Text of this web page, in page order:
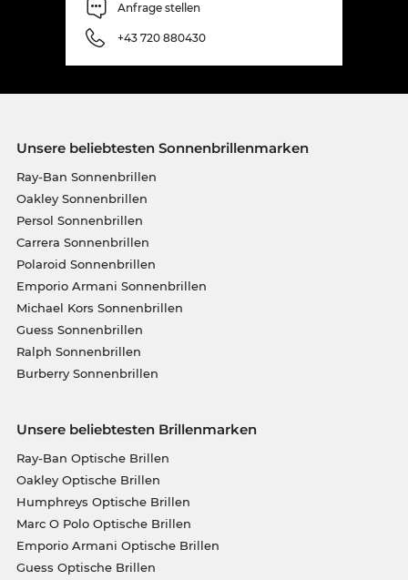
Anfrage stellen
+43 720 880430
Unsere beliebtesten Sonnenbrillenmarken
Ray-Ban Sonnenbrillen
Oakley Sonnenbrillen
Persol Sonnenbrillen
Carrera Sonnenbrillen
Polaroid Sonnenbrillen
Emporio Armani Sonnenbrillen
Michael Kors Sonnenbrillen
Guess Sonnenbrillen
Ralph Sonnenbrillen
Burberry Sonnenbrillen
Unsere beliebtesten Brillenmarken
Ray-Ban Optische Brillen
Oakley Optische Brillen
Humphreys Optische Brillen
Marc O Polo Optische Brillen
Emporio Armani Optische Brillen
Guess Optische Brillen